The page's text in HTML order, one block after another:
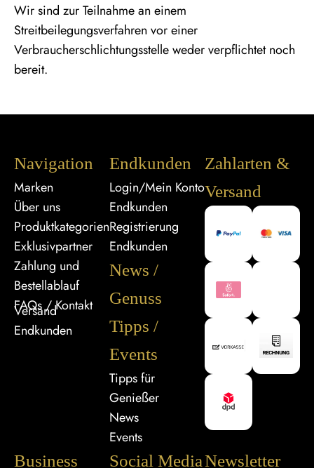
Wir sind zur Teilnahme an einem
Streitbeilegungsverfahren vor einer
Verbraucherschlichtungsstelle weder verpflichtet noch
bereit.
Navigation
Marken
Über uns
Produktkategorien
Exklusivpartner
Zahlung und
Bestellablauf
FAQs / Kontakt
Versand
Endkunden
Endkunden
Login/Mein Konto
Endkunden
Registrierung
Endkunden
News /
Genuss
Tipps /
Events
Tipps für
Genießer
News
Events
Zahlarten &
Versand
Business Social MediaNewsletter